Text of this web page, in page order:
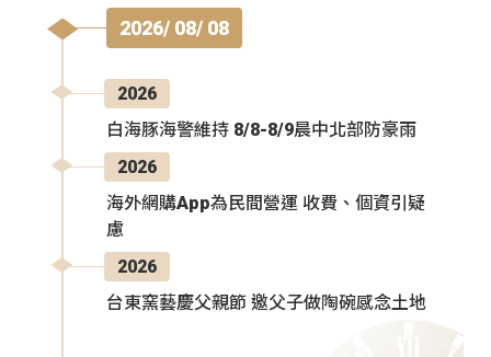
2026/ 08/ 08
2026
白海豚海警維持 8/8-8/9晨中北部防豪雨
2026
海外網購App為民間營運 收費、個資引疑
慮
2026
台東窯藝慶父親節 邀父子做陶碗感念土地